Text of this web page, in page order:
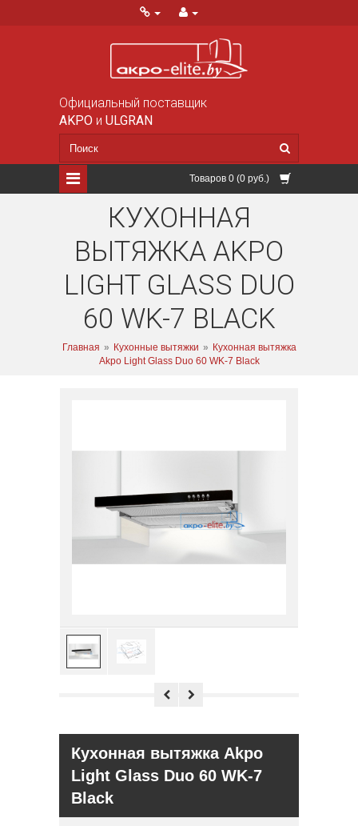
Официальный поставщик
AKPO и ULGRAN
Товаров 0 (0 руб.)
КУХОННАЯ
ВЫТЯЖКА AKPO
LIGHT GLASS DUO
60 WK-7 BLACK
Главная » Кухонные вытяжки » Кухонная вытяжка
Akpo Light Glass Duo 60 WK-7 Black
Кухонная вытяжка Akpo
Light Glass Duo 60 WK-7
Black